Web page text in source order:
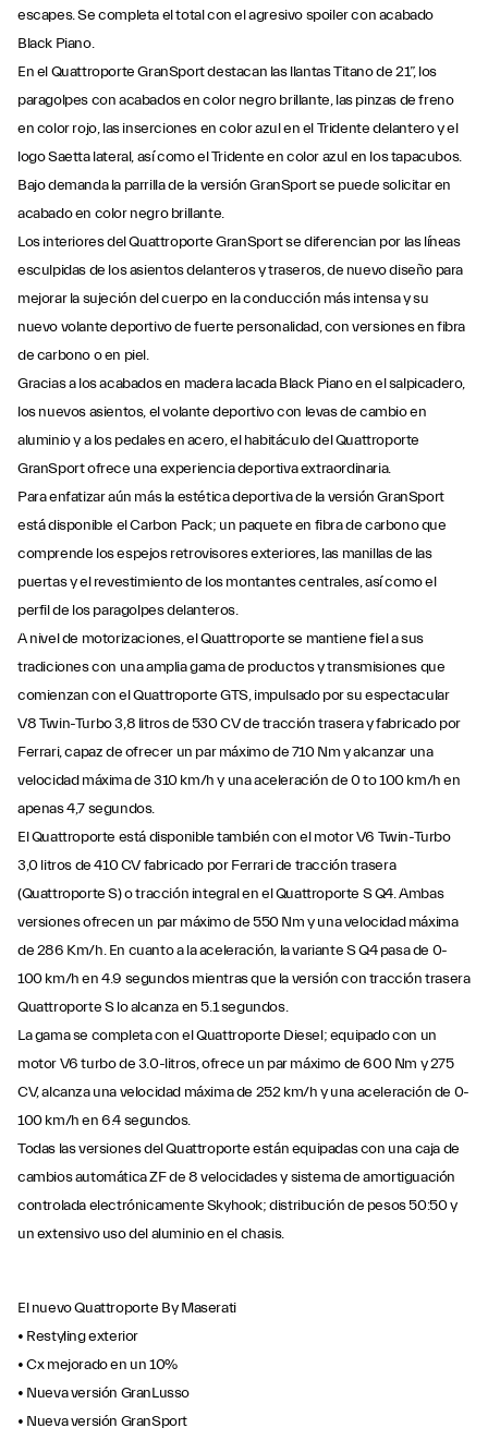
escapes. Se completa el total con el agresivo spoiler con acabado
Black Piano.
En el Quattroporte GranSport destacan las llantas Titano de 21”, los
paragolpes con acabados en color negro brillante, las pinzas de freno
en color rojo, las inserciones en color azul en el Tridente delantero y el
logo Saetta lateral, así como el Tridente en color azul en los tapacubos.
Bajo demanda la parrilla de la versión GranSport se puede solicitar en
acabado en color negro brillante.
Los interiores del Quattroporte GranSport se diferencian por las líneas
esculpidas de los asientos delanteros y traseros, de nuevo diseño para
mejorar la sujeción del cuerpo en la conducción más intensa y su
nuevo volante deportivo de fuerte personalidad, con versiones en fibra
de carbono o en piel.
Gracias a los acabados en madera lacada Black Piano en el salpicadero,
los nuevos asientos, el volante deportivo con levas de cambio en
aluminio y a los pedales en acero, el habitáculo del Quattroporte
GranSport ofrece una experiencia deportiva extraordinaria.
Para enfatizar aún más la estética deportiva de la versión GranSport
está disponible el Carbon Pack; un paquete en fibra de carbono que
comprende los espejos retrovisores exteriores, las manillas de las
puertas y el revestimiento de los montantes centrales, así como el
perfil de los paragolpes delanteros.
A nivel de motorizaciones, el Quattroporte se mantiene fiel a sus
tradiciones con una amplia gama de productos y transmisiones que
comienzan con el Quattroporte GTS, impulsado por su espectacular
V8 Twin-Turbo 3,8 litros de 530 CV de tracción trasera y fabricado por
Ferrari, capaz de ofrecer un par máximo de 710 Nm y alcanzar una
velocidad máxima de 310 km/h y una aceleración de 0 to 100 km/h en
apenas 4,7 segundos.
El Quattroporte está disponible también con el motor V6 Twin-Turbo
3,0 litros de 410 CV fabricado por Ferrari de tracción trasera
(Quattroporte S) o tracción integral en el Quattroporte S Q4. Ambas
versiones ofrecen un par máximo de 550 Nm y una velocidad máxima
de 286 Km/h. En cuanto a la aceleración, la variante S Q4 pasa de 0-
100 km/h en 4.9 segundos mientras que la versión con tracción trasera
Quattroporte S lo alcanza en 5.1 segundos.
La gama se completa con el Quattroporte Diesel; equipado con un
motor V6 turbo de 3.0-litros, ofrece un par máximo de 600 Nm y 275
CV, alcanza una velocidad máxima de 252 km/h y una aceleración de 0-
100 km/h en 6.4 segundos.
Todas las versiones del Quattroporte están equipadas con una caja de
cambios automática ZF de 8 velocidades y sistema de amortiguación
controlada electrónicamente Skyhook; distribución de pesos 50:50 y
un extensivo uso del aluminio en el chasis.
El nuevo Quattroporte By Maserati
• Restyling exterior
• Cx mejorado en un 10%
• Nueva versión GranLusso
• Nueva versión GranSport